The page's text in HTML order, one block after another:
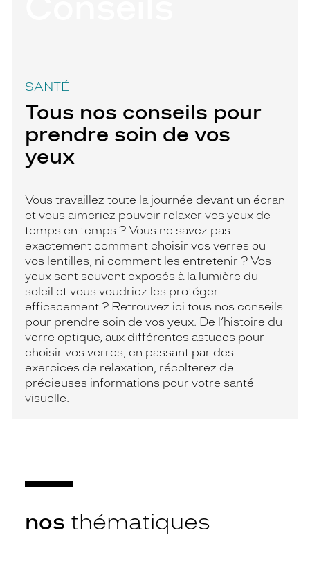
SANTÉ
Tous nos conseils pour
prendre soin de vos
yeux
Vous travaillez toute la journée devant un écran
et vous aimeriez pouvoir relaxer vos yeux de
temps en temps ? Vous ne savez pas
exactement comment choisir vos verres ou
vos lentilles, ni comment les entretenir ? Vos
yeux sont souvent exposés à la lumière du
soleil et vous voudriez les protéger
efficacement ? Retrouvez ici tous nos conseils
pour prendre soin de vos yeux. De l’histoire du
verre optique, aux différentes astuces pour
choisir vos verres, en passant par des
exercices de relaxation, récolterez de
précieuses informations pour votre santé
visuelle.
nos thématiques